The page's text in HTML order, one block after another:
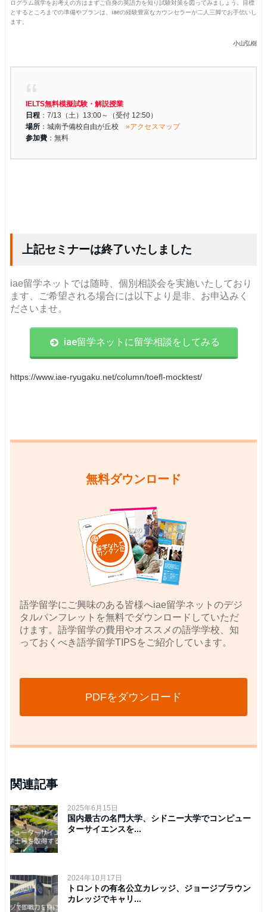
ログラム就学をお考えの方はまずご自身の英語力を知り試験対策を図ってみましょう。目標
とするところまでの準備やプランは、iaeの経験豊富なカウンセラーが二人三脚でお手伝いし
ます。
小山弘樹
IELTS無料模擬試験・解説授業
日程 ：7/13（土）13:00～（受付 12:50）
場所 ：城南予備校自由が丘校 »アクセスマップ
参加費 ：無料
上記セミナーは終了いたしました
iae留学ネットでは随時、個別相談会を実施いたしており
ます、ご希望される場合には以下より是非、お申込みく
ださいませ。
iae留学ネットに留学相談をしてみる
https://www.iae-ryugaku.net/column/toefl-mocktest/
無料ダウンロード
語学留学にご興味のある皆様へiae留学ネットのデジ
タルパンフレットを無料でダウンロードしていただ
けます。語学留学の費用やオススメの語学学校、知
っておくべき語学留学TIPSをご紹介しています。
PDFをダウンロード
関連記事
2025年6月15日
国内最古の名門大学、シドニー大学でコンピュー
ターサイエンスを...
2024年10月17日
トロントの有名公立カレッジ、ジョージブラウン
カレッジでキャリ...